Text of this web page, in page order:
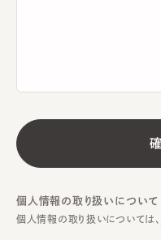
個人情報の取り扱いについて
個人情報の取り扱いについては、